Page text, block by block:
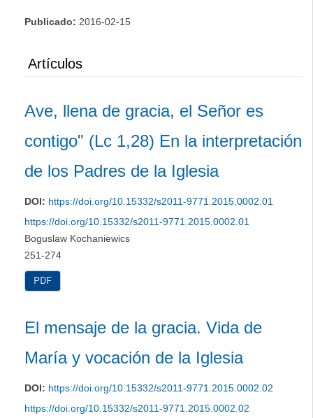
Publicado: 2016-02-15
Artículos
Ave, llena de gracia, el Señor es
contigo" (Lc 1,28) En la interpretación
de los Padres de la Iglesia
DOI: https://doi.org/10.15332/s2011-9771.2015.0002.01
https://doi.org/10.15332/s2011-9771.2015.0002.01
Boguslaw Kochaniewics
251-274
PDF
El mensaje de la gracia. Vida de
María y vocación de la Iglesia
DOI: https://doi.org/10.15332/s2011-9771.2015.0002.02
https://doi.org/10.15332/s2011-9771.2015.0002.02